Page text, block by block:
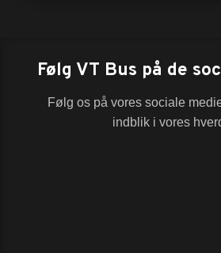
Følg VT Bus på de
Følg os på vores sociale
indblik i vores